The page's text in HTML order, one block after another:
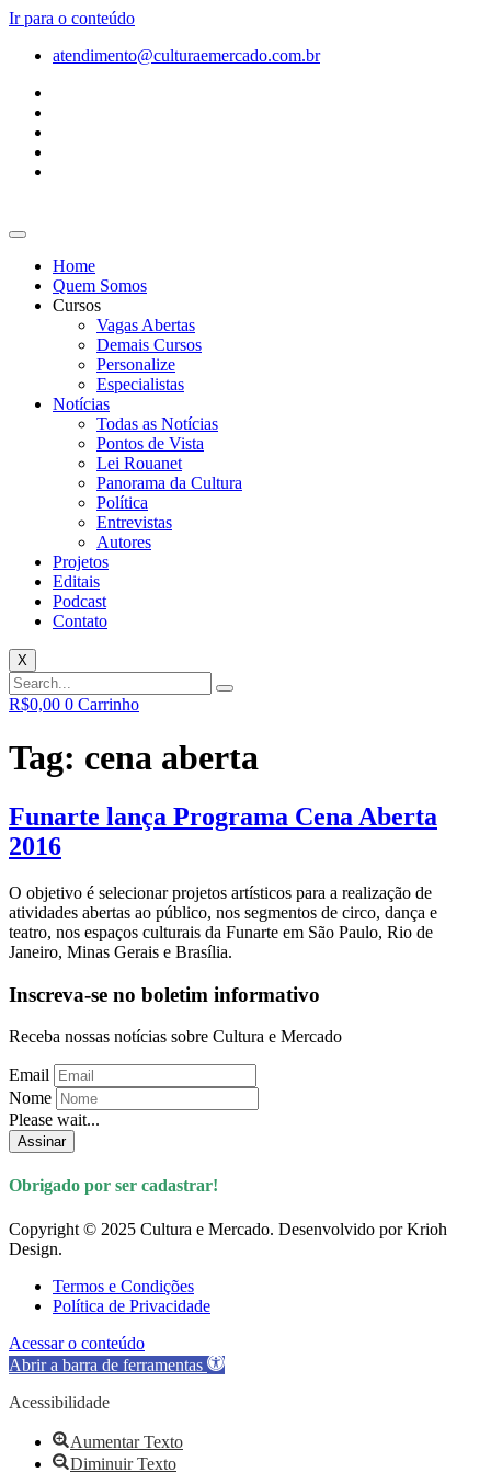
Ir para o conteúdo
atendimento@culturaemercado.com.br
Home
Quem Somos
Cursos
Vagas Abertas
Demais Cursos
Personalize
Especialistas
Notícias
Todas as Notícias
Pontos de Vista
Lei Rouanet
Panorama da Cultura
Política
Entrevistas
Autores
Projetos
Editais
Podcast
Contato
X
R$0,00 0 Carrinho
Tag: cena aberta
Funarte lança Programa Cena Aberta
2016
O objetivo é selecionar projetos artísticos para a realização de
atividades abertas ao público, nos segmentos de circo, dança e
teatro, nos espaços culturais da Funarte em São Paulo, Rio de
Janeiro, Minas Gerais e Brasília.
Inscreva-se no boletim informativo
Receba nossas notícias sobre Cultura e Mercado
Email
Nome
Please wait...
Assinar
Obrigado por ser cadastrar!
Copyright © 2025 Cultura e Mercado. Desenvolvido por Krioh
Design.
Termos e Condições
Política de Privacidade
Acessar o conteúdo
Abrir a barra de ferramentas
Acessibilidade
Aumentar Texto
Diminuir Texto